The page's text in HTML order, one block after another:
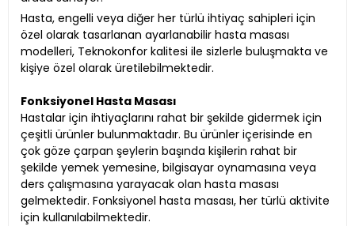
Hasta, engelli veya diğer her türlü ihtiyaç sahipleri için
özel olarak tasarlanan ayarlanabilir hasta masası
modelleri, Teknokonfor kalitesi ile sizlerle buluşmakta ve
kişiye özel olarak üretilebilmektedir.
Fonksiyonel Hasta Masası
Hastalar için ihtiyaçlarını rahat bir şekilde gidermek için
çeşitli ürünler bulunmaktadır. Bu ürünler içerisinde en
çok göze çarpan şeylerin başında kişilerin rahat bir
şekilde yemek yemesine, bilgisayar oynamasına veya
ders çalışmasına yarayacak olan hasta masası
gelmektedir. Fonksiyonel hasta masası, her türlü aktivite
için kullanılabilmektedir.